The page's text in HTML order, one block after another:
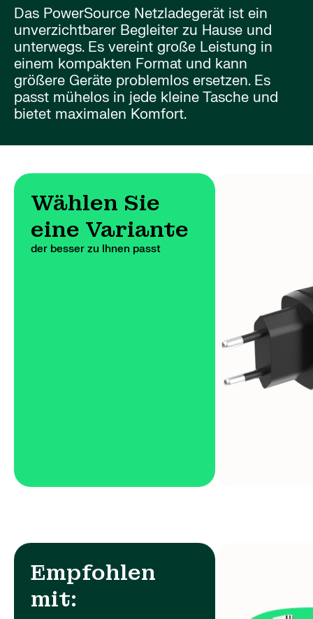
Das PowerSource Netzladegerät ist ein
unverzichtbarer Begleiter zu Hause und
unterwegs. Es vereint große Leistung in
einem kompakten Format und kann
größere Geräte problemlos ersetzen. Es
passt mühelos in jede kleine Tasche und
bietet maximalen Komfort.
Wählen Sie
eine Variante
der besser zu Ihnen passt
Empfohlen
mit: